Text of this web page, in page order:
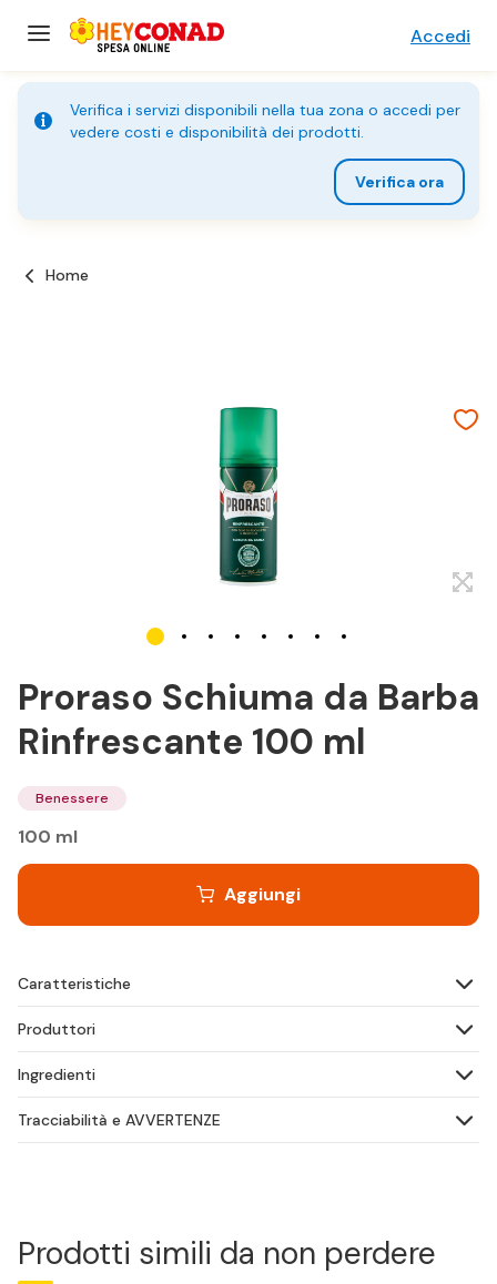
Accedi
Verifica i servizi disponibili nella tua zona o accedi per
vedere costi e disponibilità dei prodotti.
Verifica ora
Home
Proraso Schiuma da Barba
Rinfrescante 100 ml
Benessere
100 ml
Aggiungi
Caratteristiche
Produttori
Ingredienti
Tracciabilità e AVVERTENZE
Prodotti simili da non perdere